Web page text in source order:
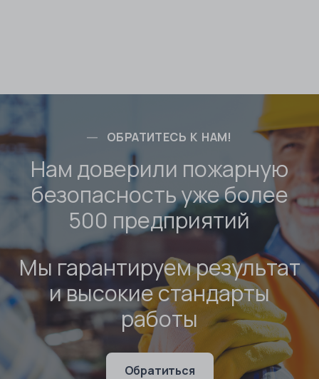
ОБРАТИТЕСЬ К НАМ!
Нам доверили пожарную
безопасность уже более
500 предприятий
Мы гарантируем результат
и высокие стандарты
работы
Обратиться